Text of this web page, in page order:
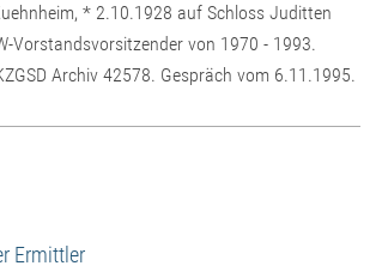
* 2.10.1928 auf Schloss Juditten
Vorstandsvorsitzender von 1970 - 1993.
Archiv 42578. Gespräch vom 6.11.1995.
Ermittler